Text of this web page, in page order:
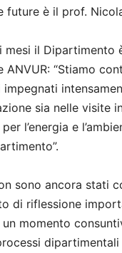
future è il prof.
mesi il
ANVUR: “Stiamo
impegnati
sia nelle visite
l’energia e
sono ancora stati
di riflessione
momento
dipartimentali